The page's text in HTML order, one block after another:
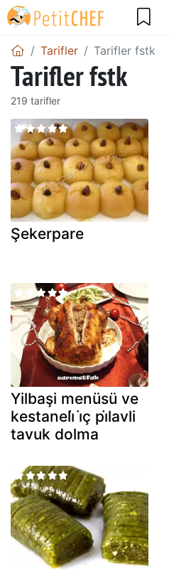
Tarifler Tarifler fstk
Tarifler fstk
219 tarifler
Şekerpare
Yilbaşi menüsü ve
kestaneli̇ i̇ç pi̇lavli
tavuk dolma